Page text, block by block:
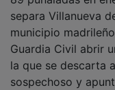
separa Villanueva
municipio
Guardia Civil abrir
la que se descarta
sospechoso y